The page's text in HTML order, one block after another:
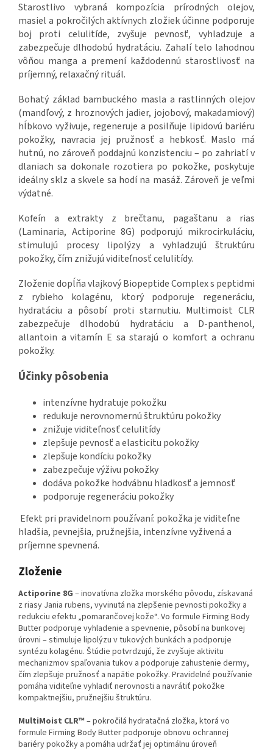
Starostlivo vybraná kompozícia prírodných olejov,
masiel a pokročilých aktívnych zložiek účinne podporuje
boj proti celulitíde, zvyšuje pevnosť, vyhladzuje a
zabezpečuje dlhodobú hydratáciu. Zahalí telo lahodnou
vôňou manga a premení každodennú starostlivosť na
príjemný, relaxačný rituál.
Bohatý základ bambuckého masla a rastlinných olejov
(mandľový, z hroznových jadier, jojobový, makadamiový)
hĺbkovo vyživuje, regeneruje a posilňuje lipidovú bariéru
pokožky, navracia jej pružnosť a hebkosť. Maslo má
hutnú, no zároveň poddajnú konzistenciu – po zahriatí v
dlaniach sa dokonale rozotiera po pokožke, poskytuje
ideálny sklz a skvele sa hodí na masáž. Zároveň je veľmi
výdatné.
Kofeín a extrakty z brečtanu, pagaštanu a rias
(Laminaria, Actiporine 8G) podporujú mikrocirkuláciu,
stimulujú procesy lipolýzy a vyhladzujú štruktúru
pokožky, čím znižujú viditeľnosť celulitídy.
Zloženie dopĺňa vlajkový Biopeptide Complex s peptidmi
z rybieho kolagénu, ktorý podporuje regeneráciu,
hydratáciu a pôsobí proti starnutiu. Multimoist CLR
zabezpečuje dlhodobú hydratáciu a D-panthenol,
allantoin a vitamín E sa starajú o komfort a ochranu
pokožky.
Účinky pôsobenia
intenzívne hydratuje pokožku
redukuje nerovnomernú štruktúru pokožky
znižuje viditeľnosť celulitídy
zlepšuje pevnosť a elasticitu pokožky
zlepšuje kondíciu pokožky
zabezpečuje výživu pokožky
dodáva pokožke hodvábnu hladkosť a jemnosť
podporuje regeneráciu pokožky
Efekt pri pravidelnom používaní: pokožka je viditeľne
hladšia, pevnejšia, pružnejšia, intenzívne vyživená a
príjemne spevnená.
Zloženie
Actiporine 8G – inovatívna zložka morského pôvodu, získavaná
z riasy Jania rubens, vyvinutá na zlepšenie pevnosti pokožky a
redukciu efektu „pomarančovej kože“. Vo formule Firming Body
Butter podporuje vyhladenie a spevnenie, pôsobí na bunkovej
úrovni – stimuluje lipolýzu v tukových bunkách a podporuje
syntézu kolagénu. Štúdie potvrdzujú, že zvyšuje aktivitu
mechanizmov spaľovania tukov a podporuje zahustenie dermy,
čím zlepšuje pružnosť a napätie pokožky. Pravidelné používanie
pomáha viditeľne vyhladiť nerovnosti a navrátiť pokožke
kompaktnejšiu, pružnejšiu štruktúru.
MultiMoist CLR™ – pokročilá hydratačná zložka, ktorá vo
formule Firming Body Butter podporuje obnovu ochrannej
bariéry pokožky a pomáha udržať jej optimálnu úroveň